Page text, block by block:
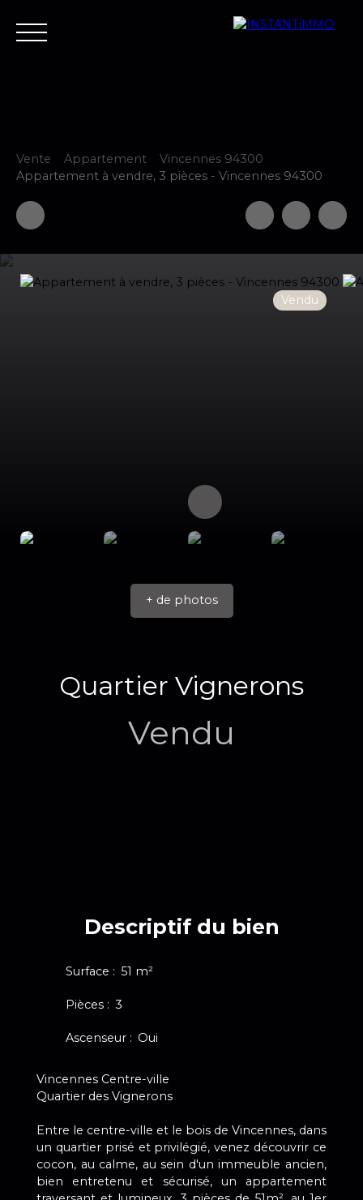
Accueil Estimer Vendre Acheter Neuf
Vente Appartement
Vincennes 94300
Appartement à vendre, 3 pièces - Vincennes 94300
Vendu
+ de photos
Quartier Vignerons
Vendu
Descriptif du bien
Surface : 51 m²
Pièces : 3
Ascenseur : Oui
Vincennes Centre-ville
Quartier des Vignerons
Entre le centre-ville et le bois de Vincennes, dans
un quartier prisé et privilégié, venez découvrir ce
cocon, au calme, au sein d'un immeuble ancien,
bien entretenu et sécurisé, un appartement